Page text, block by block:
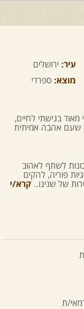
עיר: ירושלים
מוצא: ספרדי
בגישתי לחיים,
שעם אהבה אמיתית
לשתף לאהוב
פוריה, להקים
של שנינו..קרא/י
ת